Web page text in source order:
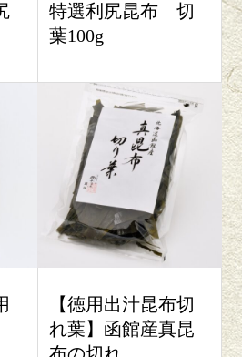
特選利尻昆布 切
葉100g
【徳用出汁昆布切
れ葉】函館産真昆